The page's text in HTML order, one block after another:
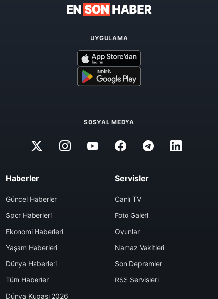
UYGULAMA
SOSYAL MEDYA
Haberler
Güncel Haberler
Spor Haberleri
Ekonomi Haberleri
Yaşam Haberleri
Dünya Haberleri
Tüm Haberler
Dünya Kupası 2026
Servisler
Canlı TV
Foto Galeri
Oyunlar
Namaz Vakitleri
Son Depremler
RSS Servisleri